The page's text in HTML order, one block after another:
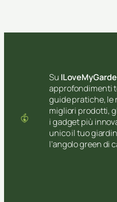
Su
approfondimenti
guide pratiche, le
migliori prodotti,
i gadget più
unico il tuo
l’angolo green di